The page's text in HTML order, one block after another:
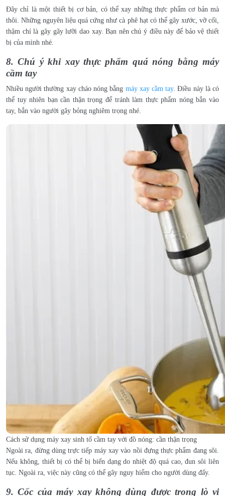
Đây chỉ là một thiết bị cơ bản, có thể xay những thực phẩm cơ bản mà
thôi. Những nguyên liệu quá cứng như cà phê hạt có thể gây xước, vỡ cối,
thậm chí là gây gãy lưỡi dao xay. Bạn nên chú ý điều này để bảo vệ thiết
bị của mình nhé.
8. Chú ý khi xay thực phẩm quá nóng bằng máy
cầm tay
Nhiều người thường xay cháo nóng bằng máy xay cầm tay. Điều này là có
thể tuy nhiên bạn cần thận trọng để tránh làm thực phẩm nóng bắn vào
tay, bắn vào người gây bỏng nghiêm trọng nhé.
Cách sử dụng máy xay sinh tố cầm tay với đồ nóng: cần thận trọng
Ngoài ra, đừng dùng trực tiếp máy xay vào nồi đựng thực phẩm đang sôi.
Nếu không, thiết bị có thể bị biến dạng do nhiệt độ quá cao, đun sôi liên
tục. Ngoài ra, việc này cũng có thể gây nguy hiểm cho người dùng đấy.
9. Cốc của máy xay không dùng được trong lò vi